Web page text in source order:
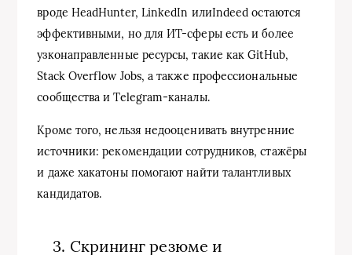
вроде HeadHunter, LinkedIn илиIndeed остаются
эффективными, но для ИТ-сферы есть и более
узконаправленные ресурсы, такие как GitHub,
Stack Overflow Jobs, а также профессиональные
сообщества и Telegram-каналы.
Кроме того, нельзя недооценивать внутренние
источники: рекомендации сотрудников, стажёры
и даже хакатоны помогают найти талантливых
кандидатов.
3. Скрининг резюме и